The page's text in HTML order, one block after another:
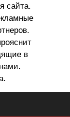
сайта.
в